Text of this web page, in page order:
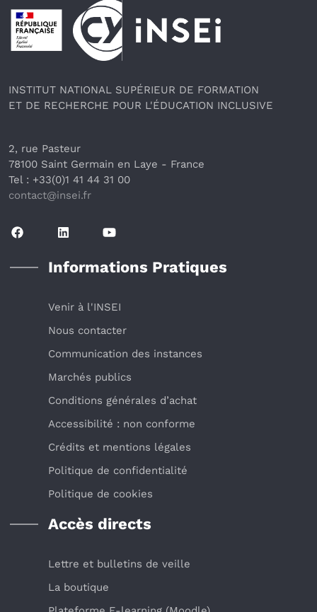
Pied de page
INSTITUT NATIONAL SUPÉRIEUR DE FORMATION
ET DE RECHERCHE POUR L'ÉDUCATION INCLUSIVE
2, rue Pasteur
78100 Saint Germain en Laye - France
Tel : +33(0)1 41 44 31 00
contact@insei.fr
Informations Pratiques
Venir à l'INSEI
Nous contacter
Communication des instances
Marchés publics
Conditions générales d’achat
Accessibilité : non conforme
Crédits et mentions légales
Politique de confidentialité
Politique de cookies
Accès directs
Lettre et bulletins de veille
La boutique